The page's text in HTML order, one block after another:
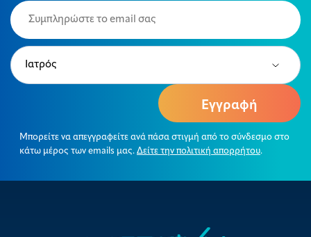
Email
(Required)
Type
(Required)
Μπορείτε να απεγγραφείτε ανά πάσα στιγμή από το σύνδεσμο στο
κάτω μέρος των emails μας. Δείτε την πολιτική απορρήτου.